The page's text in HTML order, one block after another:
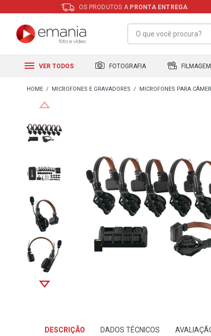
OS PRODUTOS A PRONTA ENTREGA
VER TODOS FOTOGRAFIA FILMAGEM
MICROFONES E GRAVADORES MICROFONES PARA
DESCRIÇÃO DADOS TÉCNICOS